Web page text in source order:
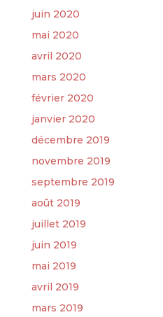
juin 2020
mai 2020
avril 2020
mars 2020
février 2020
janvier 2020
décembre 2019
novembre 2019
septembre 2019
août 2019
juillet 2019
juin 2019
mai 2019
avril 2019
mars 2019